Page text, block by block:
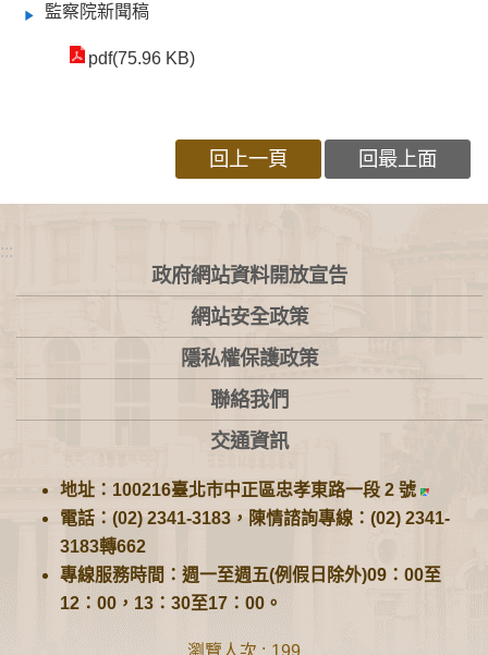
監察院新聞稿
pdf(75.96 KB)
回上一頁 回最上面
:::
政府網站資料開放宣告
網站安全政策
隱私權保護政策
聯絡我們
交通資訊
地址：100216臺北市中正區忠孝東路一段 2 號
電話：(02) 2341-3183，陳情諮詢專線：(02) 2341-
3183轉662
專線服務時間：週一至週五(例假日除外)09：00至
12：00，13：30至17：00。